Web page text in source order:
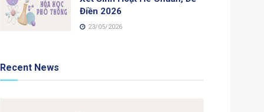
Điền 2026
23/05/2026
Recent News